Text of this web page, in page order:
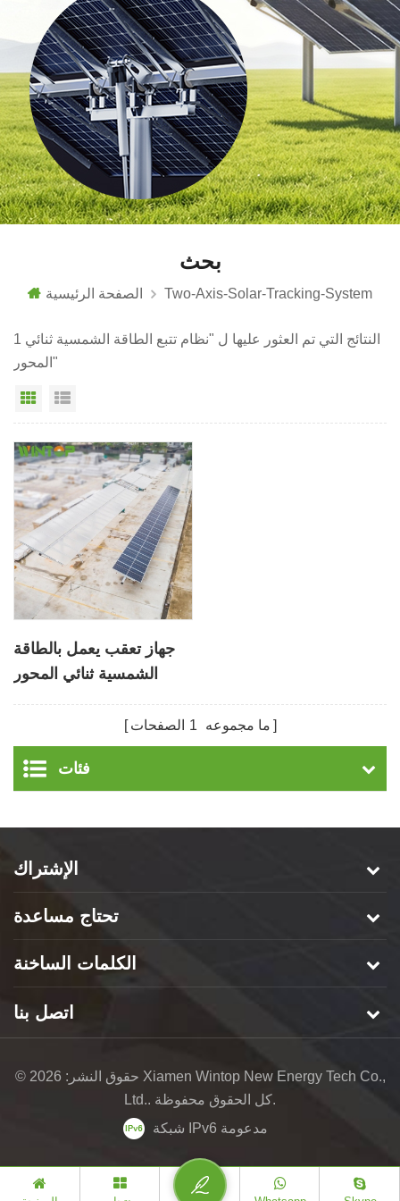
بحث
الصفحة الرئيسية Two-Axis-Solar-Tracking-System
1 النتائج التي تم العثور عليها ل "نظام تتبع الطاقة الشمسية ثنائي
المحور"
عرض شبكي
جهاز تعقب يعمل بالطاقة
الشمسية ثنائي المحور
ما مجموعه 1 الصفحات
فئات
الإشتراك
تحتاج مساعدة
الكلمات الساخنة
اتصل بنا
© حقوق النشر: 2026 Xiamen Wintop New Energy Tech Co.,
Ltd.. كل الحقوق محفوظة.
شبكة IPv6 مدعومة